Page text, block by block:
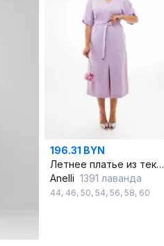
196.31 BYN
Летнее платье из текстиля с поясом для универсального повседневного стиля
Anelli 1391 лаванда
44, 46, 50, 54, 56, 58, 60